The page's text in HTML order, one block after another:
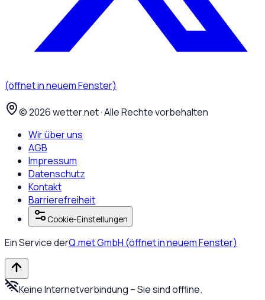
(öffnet in neuem Fenster)
©2026wetter.net · Alle Rechte vorbehalten
Wir über uns
AGB
Impressum
Datenschutz
Kontakt
Barrierefreiheit
Cookie-Einstellungen
Ein Service derQ.met GmbH (öffnet in neuem Fenster)
Keine Internetverbindung – Sie sind offline.